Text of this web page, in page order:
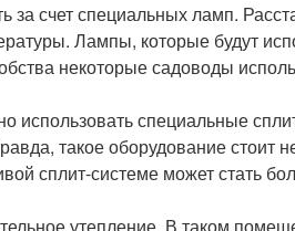
счет специальных ламп.
Лампы, которые будут
некоторые садоводы
использовать специальные
такое оборудование стоит
сплит-системе может стать